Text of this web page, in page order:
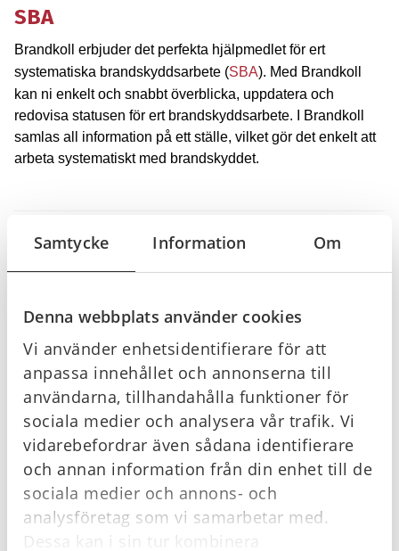
Samtycke Information Om
Denna webbplats använder cookies
Vi använder enhetsidentifierare för att
anpassa innehållet och annonserna till
användarna, tillhandahålla funktioner för
sociala medier och analysera vår trafik. Vi
vidarebefordrar även sådana identifierare
och annan information från din enhet till de
sociala medier och annons- och
analysföretag som vi samarbetar med.
Dessa kan i sin tur kombinera
SBA
Brandkoll erbjuder det perfekta hjälpmedlet för ert
systematiska brandskyddsarbete (SBA). Med Brandkoll
kan ni enkelt och snabbt överblicka, uppdatera och
redovisa statusen för ert brandskyddsarbete. I Brandkoll
samlas all information på ett ställe, vilket gör det enkelt att
arbeta systematiskt med brandskyddet.
Offertförfrågan
Köpvillkor
Relaterade produkter
I lager I lager